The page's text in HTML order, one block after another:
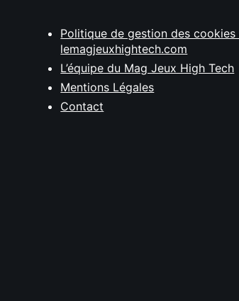
Politique de gestion des
lemagjeuxhightech.com
L’équipe du Mag Jeux High Tech
Mentions Légales
Contact